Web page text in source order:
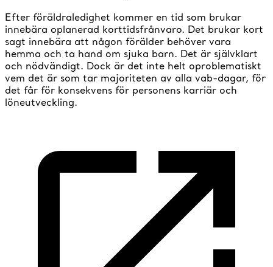
Efter föräldraledighet kommer en tid som brukar
innebära oplanerad korttidsfrånvaro. Det brukar kort
sagt innebära att någon förälder behöver vara
hemma och ta hand om sjuka barn. Det är självklart
och nödvändigt. Dock är det inte helt oproblematiskt
vem det är som tar majoriteten av alla vab-dagar, för
det får för konsekvens för personens karriär och
löneutveckling.